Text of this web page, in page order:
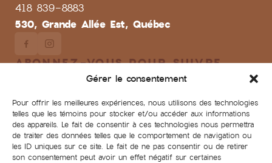
Gérer le consentement
Pour offrir les meilleures expériences, nous utilisons des technologies
telles que les témoins pour stocker et/ou accéder aux informations
des appareils. Le fait de consentir à ces technologies nous permettra
de traiter des données telles que le comportement de navigation ou
les ID uniques sur ce site. Le fait de ne pas consentir ou de retirer
son consentement peut avoir un effet négatif sur certaines
418 839-8883
530, Grande Allée Est, Québec
ABONNEZ-VOUS POUR SUIVRE
L'ÉVOLUTION DU GALLÉON
Je m'abonne